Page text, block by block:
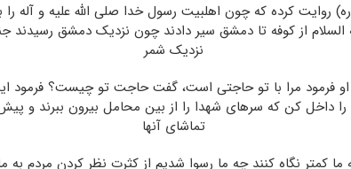
روایت کرده که چون اهلبیت رسول خدا صلی الله علیه و آله
السلام از کوفه تا دمشق سیر دادند چون نزدیک دمشق رسیدند
نزدیک شمر
فرمود مرا با تو حاجتی است،‌ گفت حاجت تو چیست؟ فرمود
داخل کن که سرهای شهدا را از بین محامل بیرون ببرند و پیش
تماشای آنها
کمتر نگاه کنند چه ما رسوا شدیم از کثرت نظر کردن مردم به